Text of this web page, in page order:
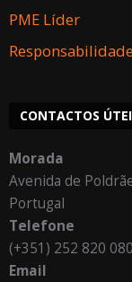
PME Líder
CONTACTOS
Morada
Avenida de
Portugal
Telefone
(+351) 252 820 080
Email